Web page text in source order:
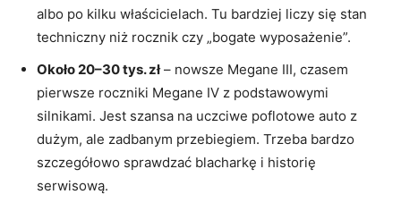
albo po kilku właścicielach. Tu bardziej liczy się stan
techniczny niż rocznik czy „bogate wyposażenie”.
Około 20–30 tys. zł– nowsze Megane III, czasem
pierwsze roczniki Megane IV z podstawowymi
silnikami. Jest szansa na uczciwe poflotowe auto z
dużym, ale zadbanym przebiegiem. Trzeba bardzo
szczegółowo sprawdzać blacharkę i historię
serwisową.